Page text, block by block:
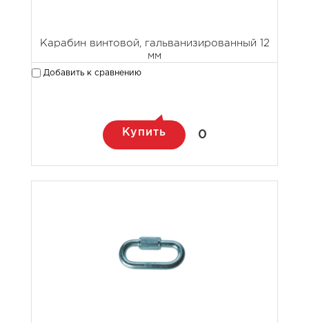
Карабин винтовой, гальванизированный 12
мм
Добавить к сравнению
Купить 0